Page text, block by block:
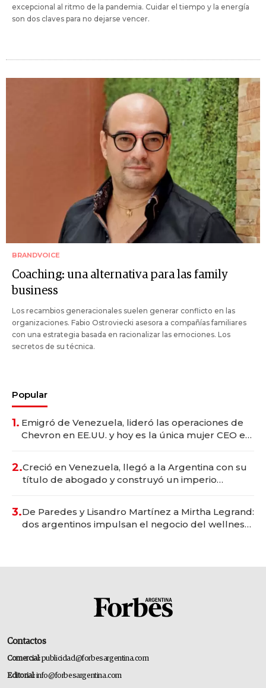
excepcional al ritmo de la pandemia. Cuidar el tiempo y la energía
son dos claves para no dejarse vencer.
BRANDVOICE
Coaching: una alternativa para las family
business
Los recambios generacionales suelen generar conflicto en las
organizaciones. Fabio Ostroviecki asesora a compañías familiares
con una estrategia basada en racionalizar las emociones. Los
secretos de su técnica.
Popular
1. Emigró de Venezuela, lideró las operaciones de
Chevron en EE.UU. y hoy es la única mujer CEO en
2.Creció en Venezuela, llegó a la Argentina con su
título de abogado y construyó un imperio
3.De Paredes y Lisandro Martínez a Mirtha Legrand:
dos argentinos impulsan el negocio del wellness
Contactos
Comercial:publicidad@forbesargentina.com
Editorial:info@forbesargentina.com